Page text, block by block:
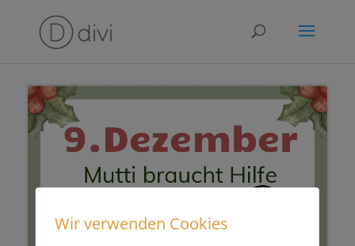
Wir verwenden Cookies